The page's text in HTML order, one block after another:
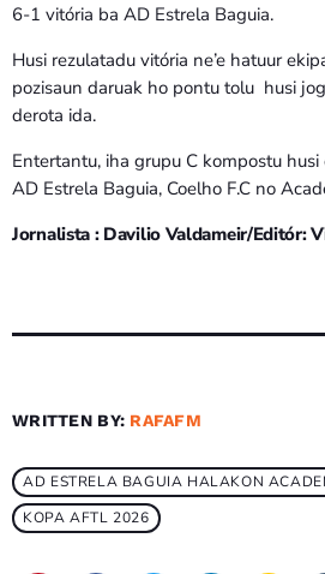
6-1 vitória ba AD Estrela Baguia.
Husi rezulatadu vitória ne’e hatuur
pozisaun daruak ho pontu tolu husi
derota ida.
Entertantu, iha grupu C kompostu
AD Estrela Baguia, Coelho F.C no
Jornalista : Davilio Valdameir/Editór:
WRITTEN BY: RAFAFM
AD ESTRELA BAGUIA HALAKON
KOPA AFTL 2026